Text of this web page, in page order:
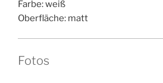
Farbe: weiß
Oberfläche: matt
Fotos